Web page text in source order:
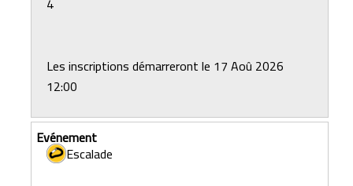
Les inscriptions démarreront le 17 Aoû 2026
12:00
Escalade